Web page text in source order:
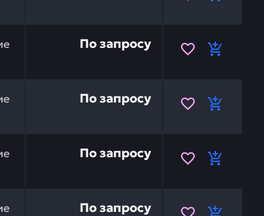
— это инвестиция в бесперебойную
По запросу
62-26210 — это инвестиция в
По запросу
00020 — это инвестиция в
По запросу
00010 — это инвестиция в
По запросу